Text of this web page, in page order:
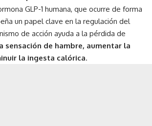
GLP-1 humana, que ocurre de forma
un papel clave en la regulación del
de acción ayuda a la pérdida de
sensación de hambre, aumentar la
la ingesta calórica.